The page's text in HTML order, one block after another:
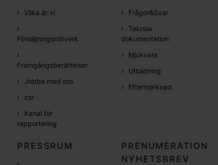
Vilka är vi
Försäljningsnätverk
Framgångsberättelser
Jobba med oss
csr
Kanal för
rapportering
Frågor&Svar
Teknisk
dokumentation
Mjukvara
Utbildning
Eftermarknad
PRESSRUM
PRENUMERATION
NYHETSBREV